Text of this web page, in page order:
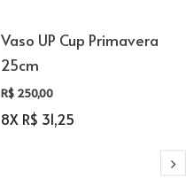
Vaso UP Cup Primavera
25cm
R$ 250,00
8X R$ 31,25